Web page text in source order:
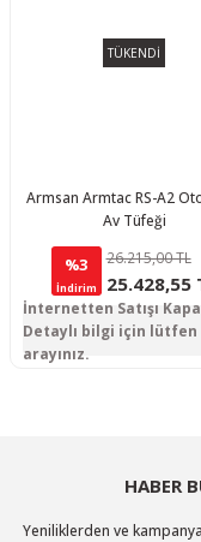
TÜKENDİ
Armsan Armtac RS-A2
Av Tüfeği
%3
İndirim
26.215,00 TL
25.428,55
İnternetten Satışı
Detaylı bilgi için lütfen
arayınız.
HABER
Yeniliklerden ve